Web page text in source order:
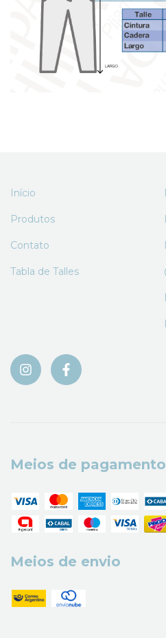
Início
Produtos
Contato
Tabla de Talles
Meios de pagamento
Meios de envio